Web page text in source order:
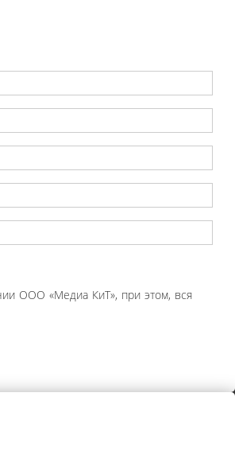
ООО «Медиа КиТ», при этом, вся